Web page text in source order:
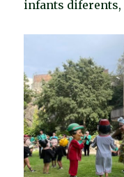
infants diferents,